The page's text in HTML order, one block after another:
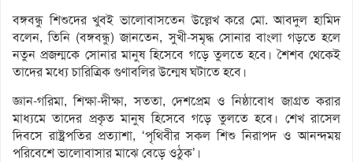
বঙ্গবন্ধু শিশুদের খুবই ভালোবাসতেন উল্লেখ করে মো. আবদুল হামিদ
বলেন, তিনি (বঙ্গবন্ধু) জানতেন, সুখী-সমৃদ্ধ সোনার বাংলা গড়তে হলে
নতুন প্রজন্মকে সোনার মানুষ হিসেবে গড়ে তুলতে হবে। শৈশব থেকেই
তাদের মধ্যে চারিত্রিক গুণাবলির উন্মেষ ঘটাতে হবে।
জ্ঞান-গরিমা, শিক্ষা-দীক্ষা, সততা, দেশপ্রেম ও নিষ্ঠাবোধ জাগ্রত করার
মাধ্যমে তাদের প্রকৃত মানুষ হিসেবে গড়ে তুলতে হবে। শেখ রাসেল
দিবসে রাষ্ট্রপতির প্রত্যাশা, ‘পৃথিবীর সকল শিশু নিরাপদ ও আনন্দময়
পরিবেশে ভালোবাসার মাঝে বেড়ে ওঠুক’।